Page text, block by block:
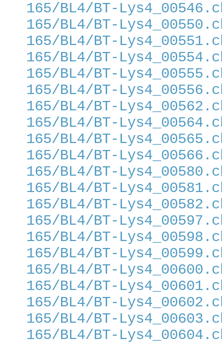
165/BL4/BT-
165/BL4/BT-
165/BL4/BT-
165/BL4/BT-
165/BL4/BT-
165/BL4/BT-
165/BL4/BT-
165/BL4/BT-
165/BL4/BT-
165/BL4/BT-
165/BL4/BT-
165/BL4/BT-
165/BL4/BT-
165/BL4/BT-
165/BL4/BT-
165/BL4/BT-
165/BL4/BT-
165/BL4/BT-
165/BL4/BT-
165/BL4/BT-
165/BL4/BT-